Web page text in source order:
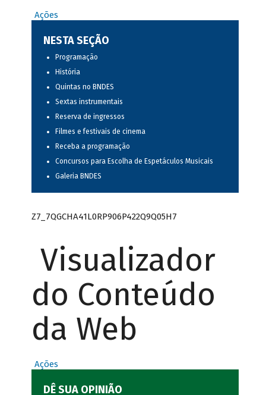
Ações
NESTA SEÇÃO
Programação
História
Quintas no BNDES
Sextas instrumentais
Reserva de ingressos
Filmes e festivais de cinema
Receba a programação
Concursos para Escolha de Espetáculos Musicais
Galeria BNDES
Z7_7QGCHA41L0RP906P422Q9Q05H7
Visualizador
do Conteúdo
da Web
Ações
DÊ SUA OPINIÃO